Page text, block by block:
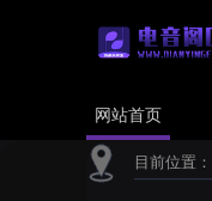
网站首页
目前位置：